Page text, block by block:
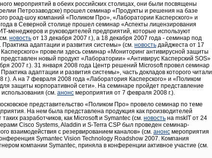
мероприятий в обеих российских столицах, они были посвящены
Петрозаводске) прошел семинар «Продукты и решения на базе
роад-шоу компаний «Поликом Про», «Лаборатории Касперского» и
в Северной столице прошел семинар «Аспекты лицензирования
менеджеров и руководителей предприятий, которые используют
новость от 13 декабря 2007 г.), а 18 декабря 2007 года - семинар под
адаптации и развития системы» (см. новость дайджеста от 17
провели здесь семинар «Мониторинг антивирусной защиты
новый продукт «Лаборатории» «Антивирус Касперский SOS»
2007 г.). 31 января 2008 года Центр решений Microsoft провел семинар
адаптации и развития системы», часть докладов которого читали
г.). А на 7 февраля 2008 года «Лаборатория Касперского» и «Поликом
защиты корпоративной сети». На семинаре пройдет представление
(см. анонс мероприятия от 7 февраля 2008 г.).
представительство «Поликом Про» провело семинар по теме
На нем была представлена продукция как производителей
разработчиков, как Microsoft и Symantec (см. новость на mskIT от 24
Cisco Systems, Aladdin и S-Terra CSP был проведен семинар-
взаимодействия с резервированием каналов» (см. анонс мероприятия
Symantec Vision Technology Roadshow 2007. Компания
компании Symantec, приняла в конференции активное участие (см.